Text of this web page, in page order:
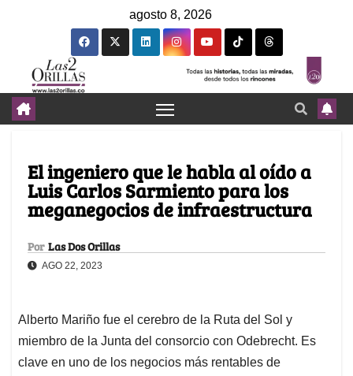
agosto 8, 2026
El ingeniero que le habla al oído a
Luis Carlos Sarmiento para los
meganegocios de infraestructura
Por Las Dos Orillas
AGO 22, 2023
Alberto Mariño fue el cerebro de la Ruta del Sol y
miembro de la Junta del consorcio con Odebrecht. Es
clave en uno de los negocios más rentables de